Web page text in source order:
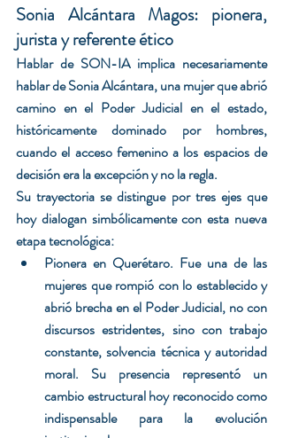
Sonia Alcántara Magos: pionera,
jurista y referente ético
Hablar de SON-IA implica necesariamente
hablar de Sonia Alcántara, una mujer que abrió
camino en el Poder Judicial en el estado,
históricamente dominado por hombres,
cuando el acceso femenino a los espacios de
decisión era la excepción y no la regla.
Su trayectoria se distingue por tres ejes que
hoy dialogan simbólicamente con esta nueva
etapa tecnológica:
Pionera en Querétaro. Fue una de las
mujeres que rompió con lo establecido y
abrió brecha en el Poder Judicial, no con
discursos estridentes, sino con trabajo
constante, solvencia técnica y autoridad
moral. Su presencia representó un
cambio estructural hoy reconocido como
indispensable para la evolución